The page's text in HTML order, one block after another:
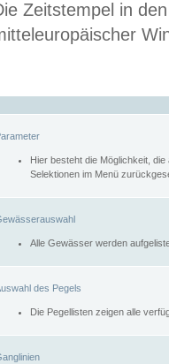
Zeitstempel in
Hier besteht die Möglichkeit,
Selektionen im Menü
Alle Gewässer werden
des Pegels
Die Pegellisten zeigen alle